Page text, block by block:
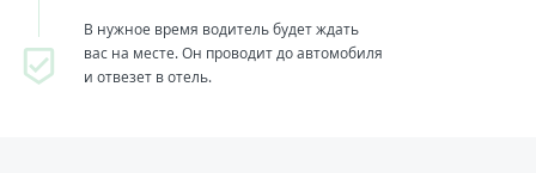
В нужное время водитель будет ждать
вас на месте. Он проводит до автомобиля
и отвезет в отель.